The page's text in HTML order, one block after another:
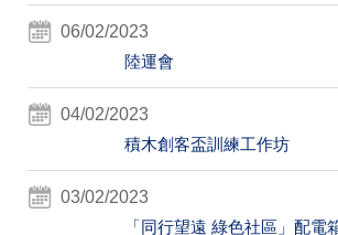
06/02/2023
陸運會
04/02/2023
積木創客盃訓練工作坊
03/02/2023
「同行望遠 綠色社區」配電